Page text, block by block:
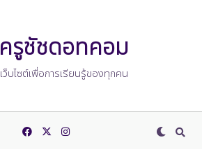
ครูชัชดอทคอม
เว็บไซต์เพื่อการเรียนรู้ของทุกคน